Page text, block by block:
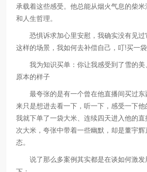
承载着这些感受。他总能从烟火气息的柴
和人生哲理。
恐惧诉求加心里安慰，我确实没有见过
这样的场景，我如何去补偿自己，叮!买一
我为知识买单：你让我感受到了雪的美
原本的样子
最夸张的是有一个曾在他直播间买过东
来只是想进去看一下，听一下，感受一下
我就下单了一袋大米、连续四天进入他的
次大米，夸张中带着一些幽默，却是董宇
态。
说了那么多案例其实都是在谈如何激发